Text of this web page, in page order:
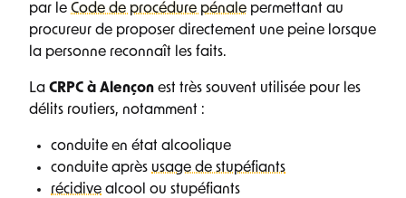
par le Code de procédure pénale permettant au
procureur de proposer directement une peine lorsque
la personne reconnaît les faits.
La CRPC à Alençon est très souvent utilisée pour les
délits routiers, notamment :
conduite en état alcoolique
conduite après usage de stupéfiants
récidive alcool ou stupéfiants